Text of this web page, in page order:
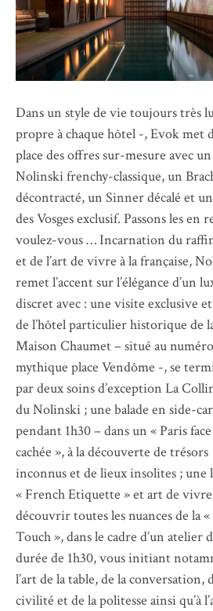
Dans un style de vie toujours très
propre à chaque hôtel -, Evok met
place des offres sur-mesure avec un
Nolinski frenchy-classique, un
décontracté, un Sinner décalé et
des Vosges exclusif. Passons les en
voulez-vous … Incarnation du
et de l’art de vivre à la française,
remet l’accent sur l’élégance d’un
discret avec : une visite exclusive
de l’hôtel particulier historique de
Maison Chaumet – situé au
mythique place Vendôme -, se
par deux soins d’exception La
du Nolinski ; une balade en side-
pendant 1h30 – dans un « Paris face
cachée », à la découverte de trésors
inconnus et de lieux insolites ; une
« French Etiquette » et art de
découvrir toutes les nuances de la
Touch », dans le cadre d’un atelier
durée de 1h30, vous initiant
l’art de la table, de la conversation,
civilité et de la politesse ainsi qu’à